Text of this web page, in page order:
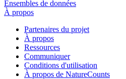
Ensembles de données
À propos
Partenaires du projet
À propos
Ressources
Communiquer
Conditions d'utilisation
À propos de NatureCounts